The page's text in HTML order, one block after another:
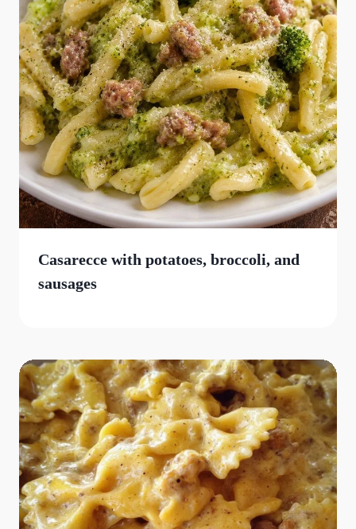
Casarecce with potatoes, broccoli, and
sausages